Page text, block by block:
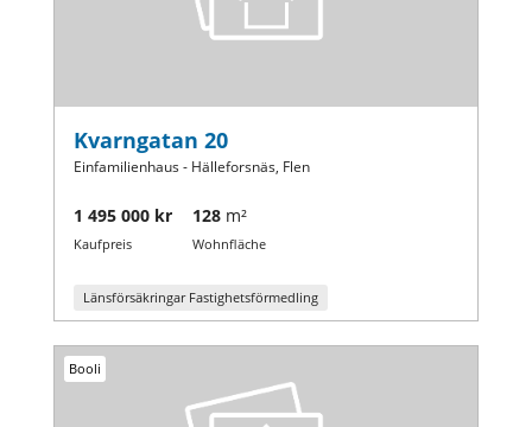
Kvarngatan 20
Einfamilienhaus - Hälleforsnäs, Flen
1 495 000 kr
Kaufpreis
128 m²
Wohnfläche
Länsförsäkringar Fastighetsförmedling
Booli